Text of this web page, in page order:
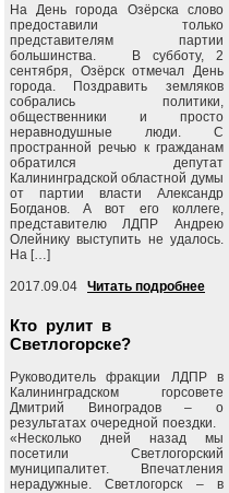
На День города Озёрска слово
предоставили только
представителям партии
большинства. В субботу, 2
сентября, Озёрск отмечал День
города. Поздравить земляков
собрались политики,
общественники и просто
неравнодушные люди. С
пространной речью к гражданам
обратился депутат
Калининградской областной думы
от партии власти Александр
Богданов. А вот его коллеге,
представителю ЛДПР Андрею
Олейнику выступить не удалось.
На […]
2017.09.04 Читать подробнее
Кто рулит в
Светлогорске?
Руководитель фракции ЛДПР в
Калининградском горсовете
Дмитрий Виноградов – о
результатах очередной поездки.
«Несколько дней назад мы
посетили Светлогорский
муниципалитет. Впечатления
нерадужные. Светлогорск – в